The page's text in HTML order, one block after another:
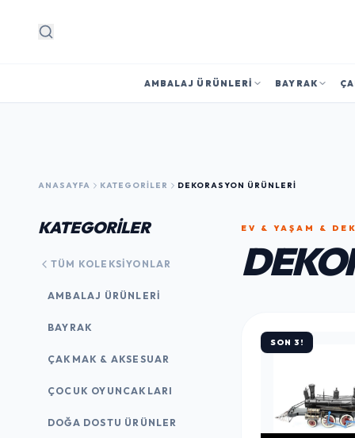
Arama
AMBALAJ ÜRÜNLERI BAYRAK
ANASAYFA KATEGORILER DEKORASYON ÜRÜNLERI
KATEGORİLER
TÜM KOLEKSIYONLAR
AMBALAJ ÜRÜNLERI
BAYRAK
ÇAKMAK & AKSESUAR
ÇOCUK OYUNCAKLARI
DOĞA DOSTU ÜRÜNLER
EV & YAŞAM &
SON 3!